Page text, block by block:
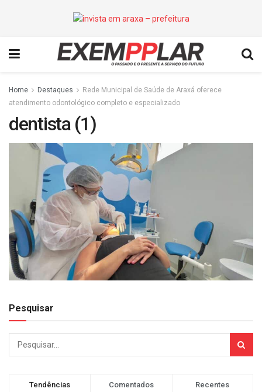
Home Destaques
Rede Municipal de Saúde de Araxá oferece
atendimento odontológico completo e especializado
dentista (1)
Pesquisar
Tendências Comentados Recentes